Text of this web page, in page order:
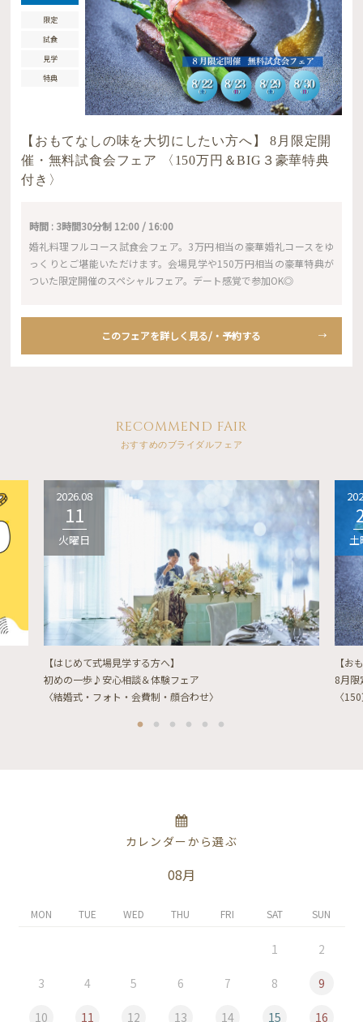
限定
試食
見学
特典
【おもてなしの味を大切にしたい方へ】 8月限定開
催・無料試食会フェア 〈150万円＆BIG３豪華特典
付き〉
時間 : 3時間30分制 12:00 / 16:00
婚礼料理フルコース試食会フェア。3万円相当の豪華婚礼コースをゆ
っくりとご堪能いただけます。会場見学や150万円相当の豪華特典が
ついた限定開催のスペシャルフェア。デート感覚で参加OK◎
このフェアを詳しく見る/・予約する
RECOMMEND FAIR
おすすめのブライダルフェア
2026.08
11
火曜日
【はじめて式場見学する方へ】
初めの一歩♪安心相談＆体験フェア
〈結婚式・フォト・会費制・顔合わせ〉
土
【お
8月限
〈
カレンダーから選ぶ
08月
MON TUE WED THU FRI SAT SUN
1 2
3 4 5 6 7 8 9
10 11 12 13 14 15 16